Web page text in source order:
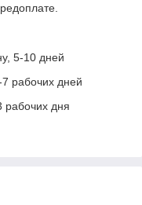
5-10 дней
рабочих дней
рабочих дня